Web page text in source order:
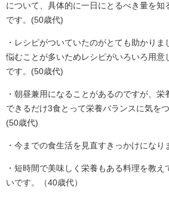
について、具体的に一日にとるべき量を知
です。(50歳代)
・レシピがついていたのがとても助かり
悩むことが多いためレシピがいろいろ用意
です。(50歳代)
・朝昼兼用になることがあるのですが、栄
できるだけ3食とって栄養バランスに気を
(50歳代)
・今までの食生活を見直すきっかけになり
・短時間で美味しく栄養もある料理を教え
いです。（40歳代）